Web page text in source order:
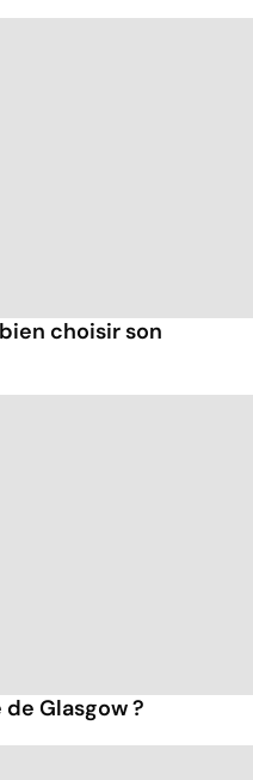
choisir son
Glasgow ?